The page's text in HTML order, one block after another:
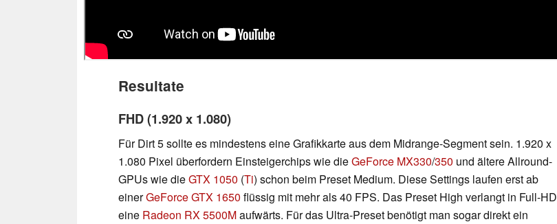
Resultate
FHD (1.920 x 1.080)
Für Dirt 5 sollte es mindestens eine Grafikkarte aus dem Midrange-Segment sein. 1.920 x
1.080 Pixel überfordern Einsteigerchips wie dieGeForce MX330/350 und ältere Allround-
GPUs wie dieGTX 1050 (Ti) schon beim Preset Medium. Diese Settings laufen erst ab
einerGeForce GTX 1650 flüssig mit mehr als 40 FPS. Das Preset High verlangt in Full-HD
eine Radeon RX 5500Maufwärts. Für das Ultra-Preset benötigt man sogar direkt ein